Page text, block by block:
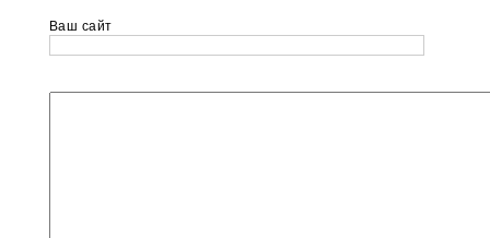
Ваш сайт